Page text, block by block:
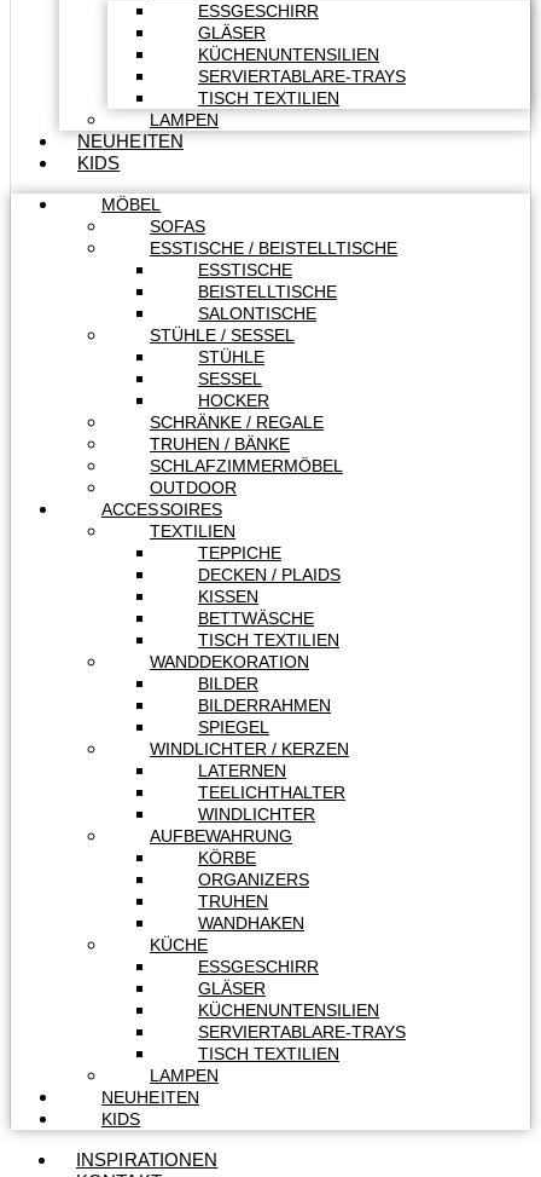
ESSGESCHIRR
GLÄSER
KÜCHENUNTENSILIEN
SERVIERTABLARE-TRAYS
TISCH TEXTILIEN
LAMPEN
NEUHEITEN
KIDS
MÖBEL
SOFAS
ESSTISCHE / BEISTELLTISCHE
ESSTISCHE
BEISTELLTISCHE
SALONTISCHE
STÜHLE / SESSEL
STÜHLE
SESSEL
HOCKER
SCHRÄNKE / REGALE
TRUHEN / BÄNKE
SCHLAFZIMMERMÖBEL
OUTDOOR
ACCESSOIRES
TEXTILIEN
TEPPICHE
DECKEN / PLAIDS
KISSEN
BETTWÄSCHE
TISCH TEXTILIEN
WANDDEKORATION
BILDER
BILDERRAHMEN
SPIEGEL
WINDLICHTER / KERZEN
LATERNEN
TEELICHTHALTER
WINDLICHTER
AUFBEWAHRUNG
KÖRBE
ORGANIZERS
TRUHEN
WANDHAKEN
KÜCHE
ESSGESCHIRR
GLÄSER
KÜCHENUNTENSILIEN
SERVIERTABLARE-TRAYS
TISCH TEXTILIEN
LAMPEN
NEUHEITEN
KIDS
INSPIRATIONEN